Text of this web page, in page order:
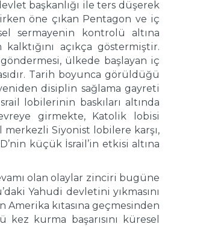
başkanlığı ile ters düşerek
öne çıkan Pentagon ve iç
sermayenin kontrolü altına
açıkça göstermiştir.
ülkede başlayan iç
Tarih boyunca görüldüğü
disiplin sağlama gayreti
lobilerinin baskıları altında
girmekte, Katolik lobisi
Siyonist lobilere karşı,
küçük İsrail’in etkisi altına
olan olaylar zinciri bugüne
Yahudi devletini yıkmasını
kıtasına geçmesinden
kurma başarısını küresel